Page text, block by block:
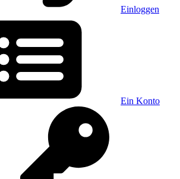
Einloggen
Ein Konto